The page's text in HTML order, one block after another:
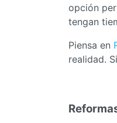
opción
tengan
Piensa en
realidad.